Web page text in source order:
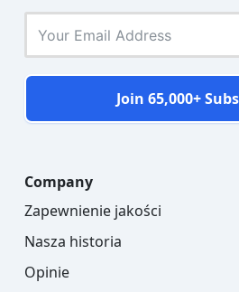
Join 65,000+
Company
Zapewnienie jakości
Nasza historia
Opinie